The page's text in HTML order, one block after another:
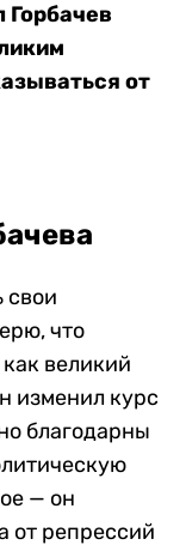
от
свои
что
великий
изменил курс
благодарны
— он
от репрессий